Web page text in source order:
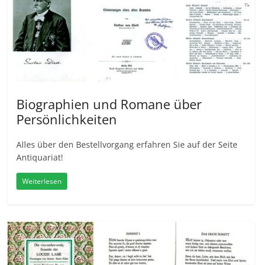
Biographien und Romane über
Persönlichkeiten
Alles über den Bestellvorgang erfahren Sie auf der Seite
Antiquariat!
Weiterlesen